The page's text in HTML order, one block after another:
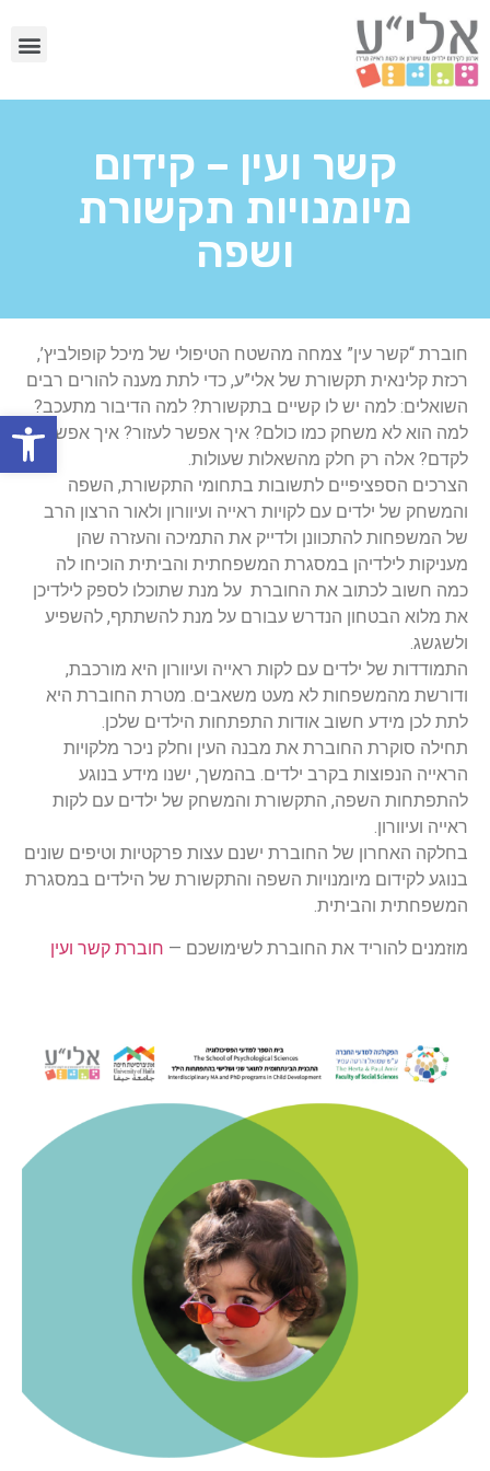
קשר ועין – קידום
מיומנויות תקשורת
ושפה
חוברת “קשר עין” צמחה מהשטח הטיפולי של מיכל קופולביץ’,
רכזת קלינאית תקשורת של אלי”ע, כדי לתת מענה להורים רבים
השואלים: למה יש לו קשיים בתקשורת? למה הדיבור מתעכב?
למה הוא לא משחק כמו כולם? איך אפשר לעזור? איך אפשר
לקדם? אלה רק חלק מהשאלות שעולות.
הצרכים הספציפיים לתשובות בתחומי התקשורת, השפה
והמשחק של ילדים עם לקויות ראייה ועיוורון ולאור הרצון הרב
של המשפחות להתכוונן ולדייק את התמיכה והעזרה שהן
מעניקות לילדיהן במסגרת המשפחתית והביתית הוכיחו לה
כמה חשוב לכתוב את החוברת על מנת שתוכלו לספק לילדיכן
את מלוא הבטחון הנדרש עבורם על מנת להשתתף, להשפיע
ולשגשג.
התמודדות של ילדים עם לקות ראייה ועיוורון היא מורכבת,
ודורשת מהמשפחות לא מעט משאבים. מטרת החוברת היא
לתת לכן מידע חשוב אודות התפתחות הילדים שלכן.
תחילה סוקרת החוברת את מבנה העין וחלק ניכר מלקויות
הראייה הנפוצות בקרב ילדים. בהמשך, ישנו מידע בנוגע
להתפתחות השפה, התקשורת והמשחק של ילדים עם לקות
ראייה ועיוורון.
בחלקה האחרון של החוברת ישנם עצות פרקטיות וטיפים שונים
בנוגע לקידום מיומנויות השפה והתקשורת של הילדים במסגרת
המשפחתית והביתית.
מוזמנים להוריד את החוברת לשימושכם — חוברת קשר ועין